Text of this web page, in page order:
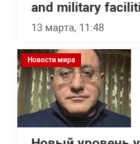
and military
13 марта, 11:48
Новости мира